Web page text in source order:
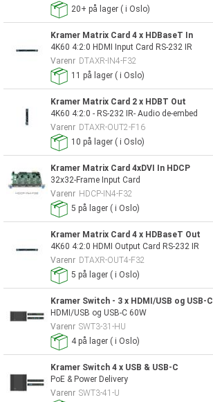
20+ på lager ( i Oslo)
Kramer Matrix Card 4 x HDBaseT In
4K60 4:2:0 HDMI Input Card RS-232 IR
Varenr DTAXR-IN4-F32
11 på lager ( i Oslo)
Kramer Matrix Card 2 x HDBT Out
4K60 4:2:0 - RS-232 IR- Audio de-embed
Varenr DTAXR-OUT2-F16
10 på lager ( i Oslo)
Kramer Matrix Card 4xDVI In HDCP
32x32-Frame Input Card
Varenr HDCP-IN4-F32
5 på lager ( i Oslo)
Kramer Matrix Card 4 x HDBaseT Out
4K60 4:2:0 HDMI Output Card RS-232 IR
Varenr DTAXR-OUT4-F32
5 på lager ( i Oslo)
Kramer Switch - 3 x HDMI/USB og USB-C
HDMI/USB og USB-C 60W
Varenr SWT3-31-HU
4på lager ( i Oslo)
Kramer Switch 4 x USB & USB-C
PoE & Power Delivery
Varenr SWT3-41-U